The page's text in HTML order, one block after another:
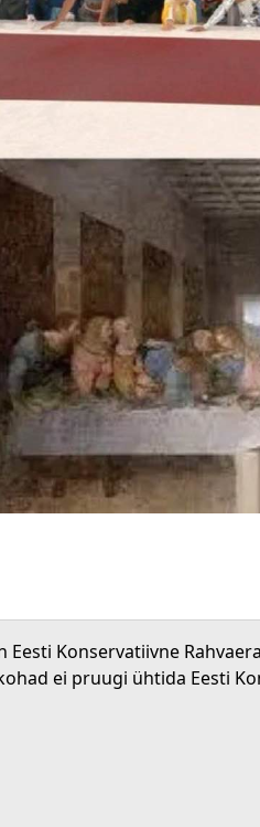
Eesti Konservatiivne
ei pruugi ühtida Eesti